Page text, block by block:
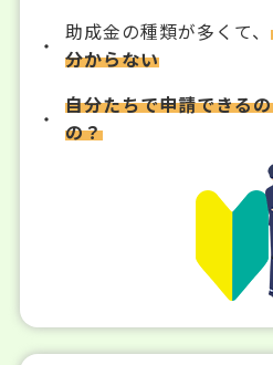
助成金の種類が多くて、
分からない
自分たちで申請できる
の？